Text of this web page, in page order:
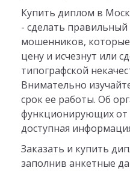
Купить диплом в
- сделать
мошенников,
цену и исчезнут или
типографской
Внимательно
срок ее работы. Об
функционирующих от
доступная
Заказать и купить
заполнив анкетные